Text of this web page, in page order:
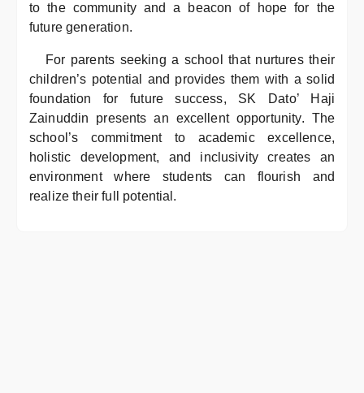
to the community and a beacon of hope for the
future generation.
For parents seeking a school that nurtures their
children’s potential and provides them with a solid
foundation for future success, SK Dato’ Haji
Zainuddin presents an excellent opportunity. The
school’s commitment to academic excellence,
holistic development, and inclusivity creates an
environment where students can flourish and
realize their full potential.